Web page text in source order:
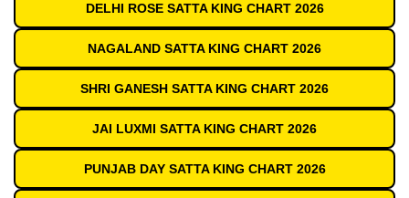
DELHI ROSE SATTA KING CHART 2026
NAGALAND SATTA KING CHART 2026
SHRI GANESH SATTA KING CHART 2026
JAI LUXMI SATTA KING CHART 2026
PUNJAB DAY SATTA KING CHART 2026